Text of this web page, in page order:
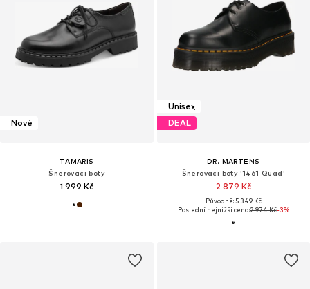
Nové
TAMARIS
Šněrovací boty
1 999 Kč
Unisex
DEAL
DR. MARTENS
Šněrovací boty '1461 Quad'
2 879 Kč
Původně: 5 349 Kč
Poslední nejnižší cena:2 974 Kč-3%